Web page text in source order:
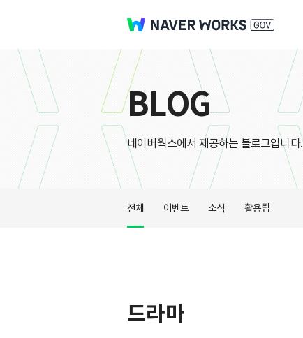
BLOG
네이버웍스에서 제공하는 블로그입니다.
전체 이벤트 소식 활용팁
드라마